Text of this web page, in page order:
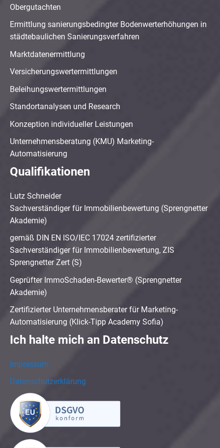
Obergutachten
Ermittlung sanierungsbedingter Bodenwerterhöhungen in
städtebaulichen Sanierungsverfahren
Marktdatenermittlung
Versicherungswertermittlungen
Beleihungswertermittlungen
Standortanalysen und Research
Konzeption individueller Leistungen
Unternehmensberatung (KMU) Marketing-
Automatisierung
Qualifikationen
Lutz Schneider
Sachverständiger für Immobilienbewertung (Sprengnetter
Akademie)
gemäß DIN EN ISO/IEC 17024 zertifizierter
Sachverständiger für Immobilienbewertung, ZIS
Sprengnetter Zert (S)
Geprüfter ImmoSchaden-Bewerter® (Sprengnetter
Akademie)
Zertifizierter Unternehmensberater für Marketing-
Automatisierung (Klick-Tipp Academy Sofia)
Ich halte mich an Datenschutz
Impressum
Datenschutzerklärung